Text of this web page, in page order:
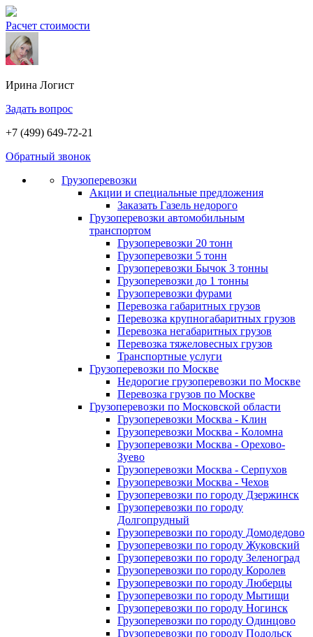
Расчет стоимости
Ирина Логист
Задать вопрос
+7 (499) 649-72-21
Обратный звонок
Грузоперевозки
Акции и специальные предложения
Заказать Газель недорого
Грузоперевозки автомобильным
транспортом
Грузоперевозки 20 тонн
Грузоперевозки 5 тонн
Грузоперевозки Бычок 3 тонны
Грузоперевозки до 1 тонны
Грузоперевозки фурами
Перевозка габаритных грузов
Перевозка крупногабаритных грузов
Перевозка негабаритных грузов
Перевозка тяжеловесных грузов
Транспортные услуги
Грузоперевозки по Москве
Недорогие грузоперевозки по Москве
Перевозка грузов по Москве
Грузоперевозки по Московской области
Грузоперевозки Москва - Клин
Грузоперевозки Москва - Коломна
Грузоперевозки Москва - Орехово-
Зуево
Грузоперевозки Москва - Серпухов
Грузоперевозки Москва - Чехов
Грузоперевозки по городу Дзержинск
Грузоперевозки по городу
Долгопрудный
Грузоперевозки по городу Домодедово
Грузоперевозки по городу Жуковский
Грузоперевозки по городу Зеленоград
Грузоперевозки по городу Королев
Грузоперевозки по городу Люберцы
Грузоперевозки по городу Мытищи
Грузоперевозки по городу Ногинск
Грузоперевозки по городу Одинцово
Грузоперевозки по городу Подольск